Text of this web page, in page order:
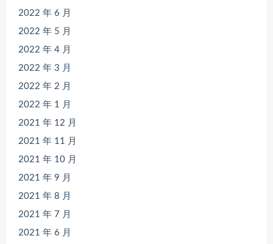
2022 年 6 月
2022 年 5 月
2022 年 4 月
2022 年 3 月
2022 年 2 月
2022 年 1 月
2021 年 12 月
2021 年 11 月
2021 年 10 月
2021 年 9 月
2021 年 8 月
2021 年 7 月
2021 年 6 月